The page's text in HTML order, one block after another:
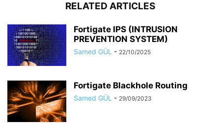
RELATED ARTICLES
Fortigate IPS (INTRUSION
PREVENTION SYSTEM)
Samed GÜL - 22/10/2025
Fortigate Blackhole Routing
Samed GÜL - 29/09/2023